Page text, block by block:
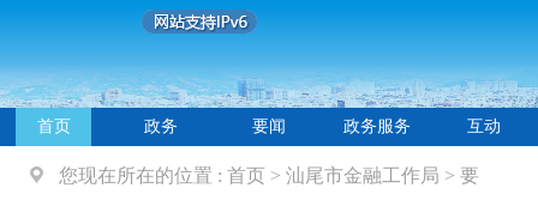
首页 政务 要闻 政务服务 互动
您现在所在的位置 : 首页 > 汕尾市金融工作局 > 要